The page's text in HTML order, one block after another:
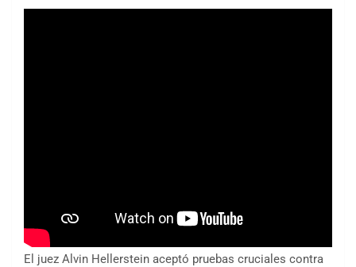
El juez Alvin Hellerstein aceptó pruebas cruciales contra